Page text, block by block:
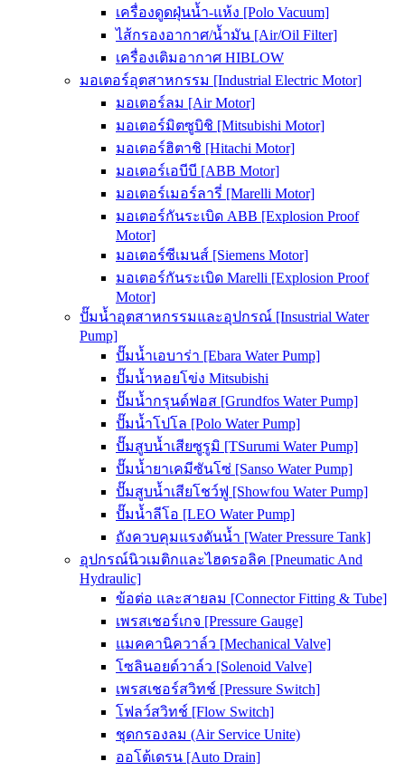
เครื่องดูดฝุ่นน้ำ-แห้ง [Polo Vacuum]
ไส้กรองอากาศ/น้ำมัน [Air/Oil Filter]
เครื่องเติมอากาศ HIBLOW
มอเตอร์อุตสาหกรรม [Industrial Electric Motor]
มอเตอร์ลม [Air Motor]
มอเตอร์มิตซูบิชิ [Mitsubishi Motor]
มอเตอร์ฮิตาชิ [Hitachi Motor]
มอเตอร์เอบีบี [ABB Motor]
มอเตอร์เมอร์ลารี่ [Marelli Motor]
มอเตอร์กันระเบิด ABB [Explosion Proof
Motor]
มอเตอร์ซีเมนส์ [Siemens Motor]
มอเตอร์กันระเบิด Marelli [Explosion Proof
Motor]
ปั๊มน้ำอุตสาหกรรมและอุปกรณ์ [Insustrial Water
Pump]
ปั๊มน้ำเอบาร่า [Ebara Water Pump]
ปั๊มน้ำหอยโข่ง Mitsubishi
ปั๊มน้ำกรุนด์ฟอส [Grundfos Water Pump]
ปั๊มน้ำโปโล [Polo Water Pump]
ปั๊มสูบน้ำเสียซูรูมิ [TSurumi Water Pump]
ปั๊มน้ำยาเคมีซันโซ่ [Sanso Water Pump]
ปั๊มสูบน้ำเสียโชว์ฟู [Showfou Water Pump]
ปั๊มน้ำลีโอ [LEO Water Pump]
ถังควบคุมแรงดันน้ำ [Water Pressure Tank]
อุปกรณ์นิวเมติกและไฮดรอลิค [Pneumatic And
Hydraulic]
ข้อต่อ และสายลม [Connector Fitting & Tube]
เพรสเชอร์เกจ [Pressure Gauge]
แมคคานิควาล์ว [Mechanical Valve]
โซลินอยด์วาล์ว [Solenoid Valve]
เพรสเชอร์สวิทช์ [Pressure Switch]
โฟลว์สวิทช์ [Flow Switch]
ชุดกรองลม (Air Service Unite)
ออโต้เดรน [Auto Drain]